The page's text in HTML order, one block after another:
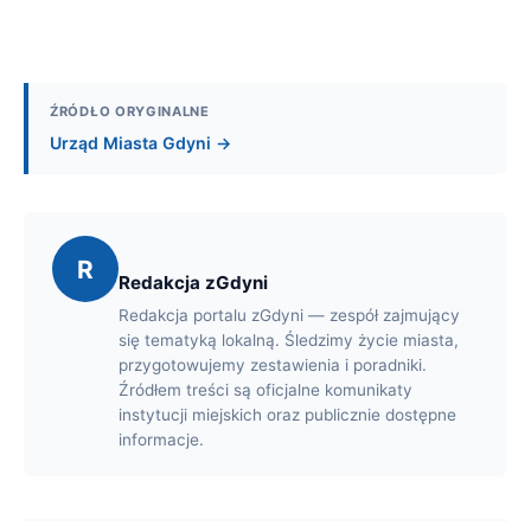
ŹRÓDŁO ORYGINALNE
Urząd Miasta Gdyni →
R Redakcja zGdyni
Redakcja portalu zGdyni — zespół zajmujący
się tematyką lokalną. Śledzimy życie miasta,
przygotowujemy zestawienia i poradniki.
Źródłem treści są oficjalne komunikaty
instytucji miejskich oraz publicznie dostępne
informacje.